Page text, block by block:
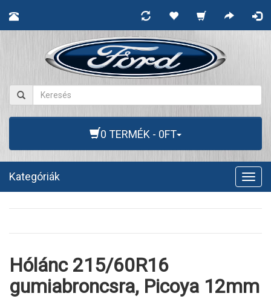
0 TERMÉK - 0FT
Kategóriák
Hólánc 215/60R16
gumiabroncsra, Picoya 12mm